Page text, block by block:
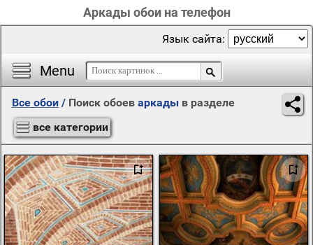
Аркады обои на телефон
Menu
Язык сайта:
Все обои / Поиск обоев аркады в разделе
все категории